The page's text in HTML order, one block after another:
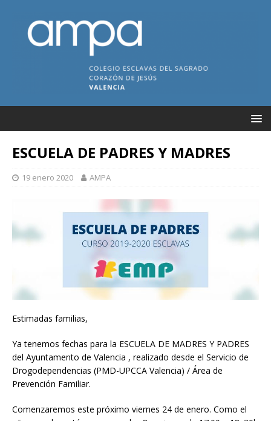
ESCUELA DE PADRES Y MADRES
19 enero 2020 AMPA
Estimadas familias,
Ya tenemos fechas para la ESCUELA DE MADRES Y PADRES
del Ayuntamento de Valencia , realizado desde el Servicio de
Drogodependencias (PMD-UPCCA Valencia) / Área de
Prevención Familiar.
Comenzaremos este próximo viernes 24 de enero. Como el